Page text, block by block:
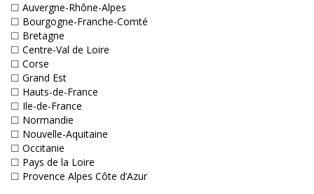
☐ Auvergne-Rhône-Alpes
☐ Bourgogne-Franche-Comté
☐ Bretagne
☐ Centre-Val de Loire
☐ Corse
☐ Grand Est
☐ Hauts-de-France
☐ Ile-de-France
☐ Normandie
☐ Nouvelle-Aquitaine
☐ Occitanie
☐ Pays de la Loire
☐ Provence Alpes Côte d’Azur